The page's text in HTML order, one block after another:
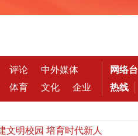
评论
中外媒体
体育 文化 企业
网络台
热线
文明校园 培育时代新人